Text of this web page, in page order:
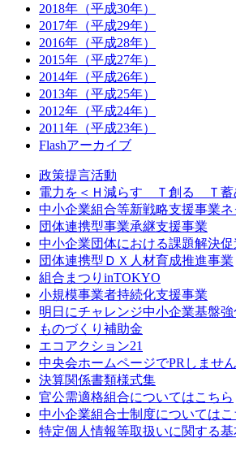
2018年（平成30年）
2017年（平成29年）
2016年（平成28年）
2015年（平成27年）
2014年（平成26年）
2013年（平成25年）
2012年（平成24年）
2011年（平成23年）
Flashアーカイブ
政策提言活動
電力を＜Ｈ減らす Ｔ創る Ｔ
中小企業組合等新戦略支援事業ネ
団体連携型事業承継支援事業
中小企業団体における課題解決促
団体連携型ＤＸ人材育成推進事業
組合まつりinTOKYO
小規模事業者持続化支援事業
明日にチャレンジ中小企業基盤強
ものづくり補助金
エコアクション21
中央会ホームページでPRしませ
決算関係書類様式集
官公需適格組合についてはこちら
中小企業組合士制度についてはこ
特定個人情報等取扱いに関する